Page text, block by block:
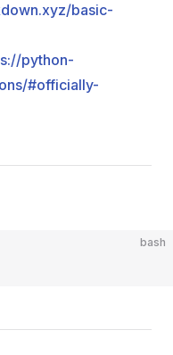
basic-
python-
#officially-
bash